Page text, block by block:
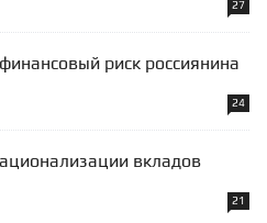
27
риск россиянина
24
вкладов
21